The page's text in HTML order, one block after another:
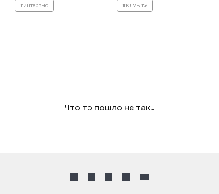
#интервью #КЛУБ 1%
Что то пошло не так...